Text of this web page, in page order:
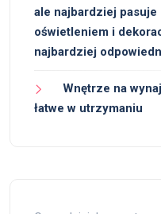
ale najbardziej
oświetleniem i
najbardziej
Wnętrze na
łatwe w utrzymaniu